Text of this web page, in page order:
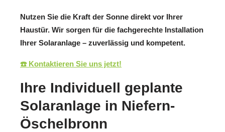
Nutzen Sie die Kraft der Sonne direkt vor Ihrer
Haustür. Wir sorgen für die fachgerechte Installation
Ihrer Solaranlage – zuverlässig und kompetent.
☎️ Kontaktieren Sie uns jetzt!
Ihre Individuell geplante
Solaranlage in Niefern-
Öschelbronn